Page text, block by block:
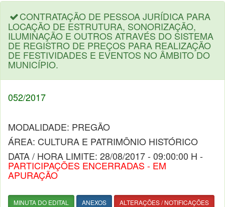
CONTRATAÇÃO DE PESSOA JURÍDICA PARA
LOCAÇÃO DE ESTRUTURA, SONORIZAÇÃO,
ILUMINAÇÃO E OUTROS ATRAVÉS DO SISTEMA
DE REGISTRO DE PREÇOS PARA REALIZAÇÃO
DE FESTIVIDADES E EVENTOS NO ÂMBITO DO
MUNICÍPIO.
052/2017
MODALIDADE: PREGÃO
ÁREA: CULTURA E PATRIMÔNIO HISTÓRICO
DATA / HORA LIMITE: 28/08/2017 - 09:00:00 H -
PARTICIPAÇÕES ENCERRADAS - EM
APURAÇÃO
MINUTA DO EDITAL ANEXOS
ALTERAÇÕES / NOTIFICAÇÕES